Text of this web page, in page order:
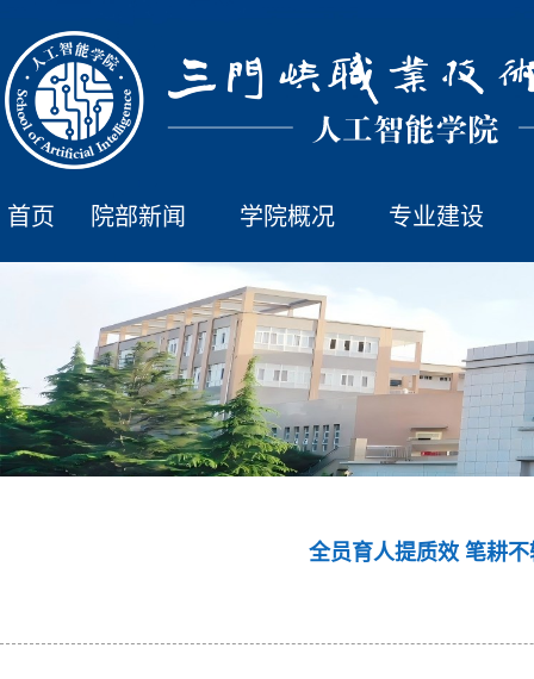
首页 院部新闻 学院概况 专业建设
全员育人提质效 笔耕